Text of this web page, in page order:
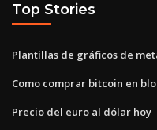
Top Stories
Plantillas de gráficos de
Como comprar bitcoin en
Precio del euro al dólar hoy